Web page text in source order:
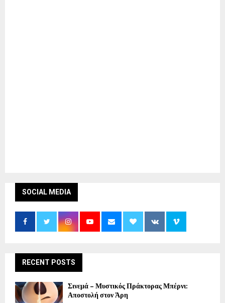
SOCIAL MEDIA
RECENT POSTS
Σινεμά – Μυστικός Πράκτορας Μπέρνι:
Αποστολή στον Άρη